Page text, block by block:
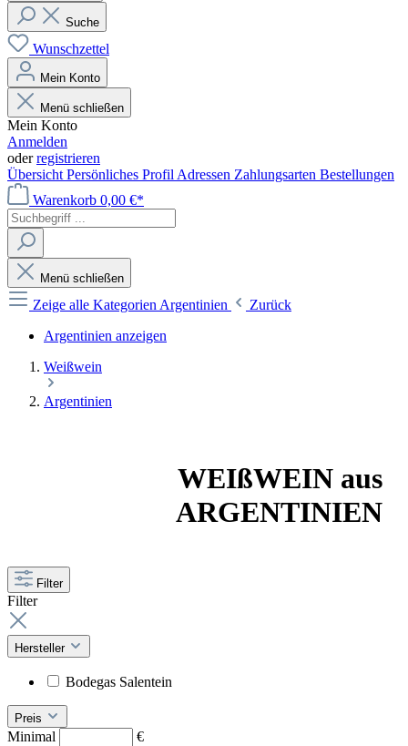
Suche
Wunschzettel
Mein Konto
Menü schließen
Mein Konto
Anmelden
oderregistrieren
Übersicht Persönliches Profil Adressen Zahlungsarten Bestellungen
Warenkorb 0,00 €*
Menü schließen
Zeige alle Kategorien Argentinien
Zurück
Argentinien anzeigen
Weißwein
Argentinien
WEIßWEIN aus
ARGENTINIEN
Filter
Filter
Hersteller
Bodegas Salentein
Preis
Minimal
€